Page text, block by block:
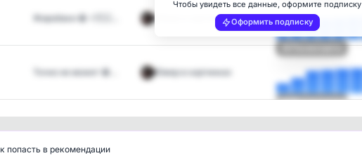
Жиробаки 😁 ⚡️🇷🇺… Юмор в картинках
Посмотреть
Точно не может 😁… Юмор в картинках
Посмотреть
Чтобы увидеть все данные, оформите подписку
Оформить подписку
попасть в рекомендации